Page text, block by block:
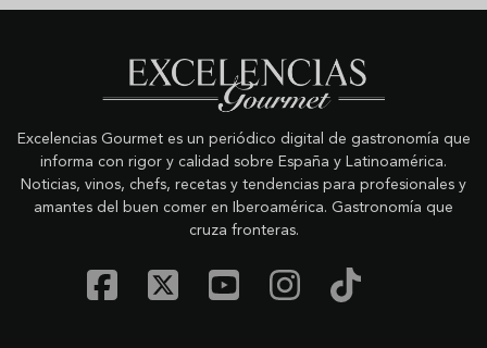
Excelencias Gourmet es un periódico digital de gastronomía que
informa con rigor y calidad sobre España y Latinoamérica.
Noticias, vinos, chefs, recetas y tendencias para profesionales y
amantes del buen comer en Iberoamérica. Gastronomía que
cruza fronteras.